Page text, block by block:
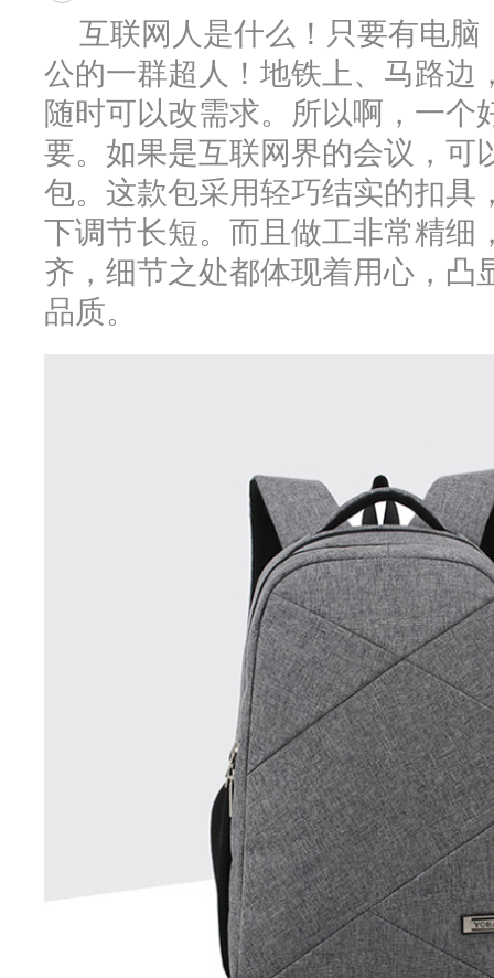
互联网人是什么！只要有电脑
公的一群超人！地铁上、马路边
随时可以改需求。所以啊，一个
要。如果是互联网界的会议，可
包。这款包采用轻巧结实的扣具
下调节长短。而且做工非常精细
齐，细节之处都体现着用心，凸
品质。